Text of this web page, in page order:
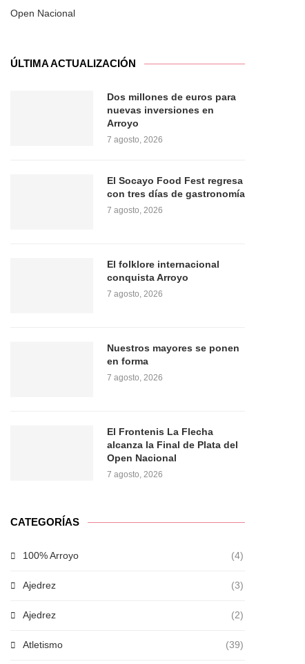
Open Nacional
ÚLTIMA ACTUALIZACIÓN
Dos millones de euros para
nuevas inversiones en
Arroyo
7 agosto, 2026
El Socayo Food Fest regresa
con tres días de gastronomía
7 agosto, 2026
El folklore internacional
conquista Arroyo
7 agosto, 2026
Nuestros mayores se ponen
en forma
7 agosto, 2026
El Frontenis La Flecha
alcanza la Final de Plata del
Open Nacional
7 agosto, 2026
CATEGORÍAS
100% Arroyo (4)
Ajedrez (3)
Ajedrez (2)
Atletismo (39)